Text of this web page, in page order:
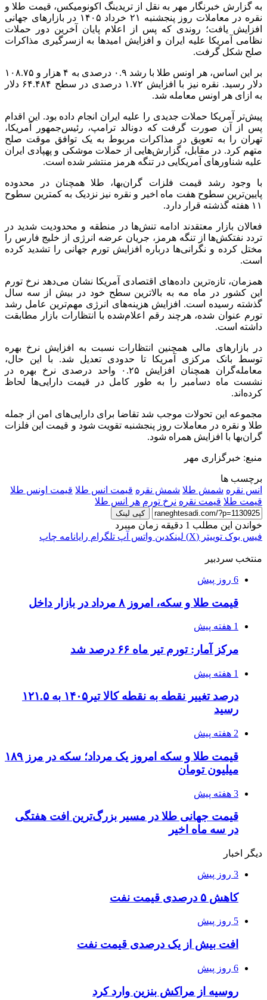
به گزارش خبرنگار مهر به نقل از تریدینگ اکونومیکس، قیمت طلا و
نقره در معاملات روز پنجشنبه ۲۱ خرداد ۱۴۰۵ در بازارهای جهانی
افزایش یافت؛ روندی که پس از اعلام پایان آخرین دور حملات
نظامی آمریکا علیه ایران و افزایش امیدها به ازسرگیری مذاکرات
صلح شکل گرفت.
بر این اساس، هر اونس طلا با رشد ۰.۹ درصدی به ۴ هزار و ۱۰۸.۷۵
دلار رسید. نقره نیز با افزایش ۱.۷۲ درصدی در سطح ۶۴.۴۸۴ دلار
به ازای هر اونس معامله شد.
پیش‌تر آمریکا حملات جدیدی را علیه ایران انجام داده بود. این اقدام
پس از آن صورت گرفت که دونالد ترامپ، رئیس‌جمهور آمریکا،
تهران را به تعویق در مذاکرات مربوط به یک توافق موقت صلح
متهم کرد. در مقابل، گزارش‌هایی از حملات موشکی و پهپادی ایران
علیه شناورهای آمریکایی در تنگه هرمز منتشر شده است.
با وجود رشد قیمت فلزات گران‌بها، طلا همچنان در محدوده
پایین‌ترین سطوح هفت ماه اخیر و نقره نیز نزدیک به کمترین سطوح
۱۱ هفته گذشته قرار دارد.
فعالان بازار معتقدند ادامه تنش‌ها در منطقه و محدودیت شدید در
تردد نفتکش‌ها از تنگه هرمز، جریان عرضه انرژی از خلیج فارس را
مختل کرده و نگرانی‌ها درباره افزایش تورم جهانی را تشدید کرده
است.
همزمان، تازه‌ترین داده‌های اقتصادی آمریکا نشان می‌دهد نرخ تورم
این کشور در ماه مه به بالاترین سطح خود در بیش از سه سال
گذشته رسیده است. افزایش هزینه‌های انرژی مهم‌ترین عامل رشد
تورم عنوان شده، هرچند رقم اعلام‌شده با انتظارات بازار مطابقت
داشته است.
در بازارهای مالی همچنین انتظارات نسبت به افزایش نرخ بهره
توسط بانک مرکزی آمریکا تا حدودی تعدیل شد. با این حال،
معامله‌گران همچنان افزایش ۰.۲۵ واحد درصدی نرخ بهره در
نشست ماه دسامبر را به طور کامل در قیمت دارایی‌ها لحاظ
کرده‌اند.
مجموعه این تحولات موجب شد تقاضا برای دارایی‌های امن از جمله
طلا و نقره در معاملات روز پنجشنبه تقویت شود و قیمت این فلزات
گران‌بها با افزایش همراه شود.
منبع: خبرگزاری مهر
برچسب ها
انس نقره شمش طلا شمش نقره قیمت انس طلا قیمت اونس طلا
قیمت طلا قیمت نقره نرخ تورم هر انس طلا
کپی لینک
خواندن این مطلب 1 دقیقه زمان میبرد
فیس بوک توییتر (X) لینکدین واتس آپ تلگرام رایانامه چاپ
منتخب سردبیر
6 روز پیش
قیمت طلا و سکه، امروز ۸ مرداد در بازار داخل
1 هفته پیش
مرکز آمار: تورم تیر ماه ۶۶ درصد شد
1 هفته پیش
درصد تغییر نقطه به نقطه کالا تیر۱۴۰۵ به ۱۲۱.۵
رسید
2 هفته پیش
قیمت طلا و سکه امروز یک مرداد؛ سکه در مرز ۱۸۹
میلیون تومان
3 هفته پیش
قیمت جهانی طلا در مسیر بزرگ‌ترین افت هفتگی
در سه ماه اخیر
دیگر اخبار
3 روز پیش
کاهش ۵ درصدی قیمت نفت
5 روز پیش
افت بیش از یک درصدی قیمت نفت
6 روز پیش
روسیه از مراکش بنزین وارد کرد